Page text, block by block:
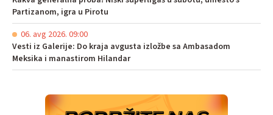
Partizanom, igra u Pirotu
06. avg 2026. 09:00
Vesti iz Galerije: Do kraja avgusta izložbe sa Ambasadom
Meksika i manastirom Hilandar